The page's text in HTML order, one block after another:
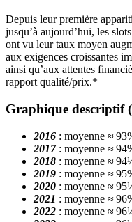
Depuis leur première
jusqu’à aujourd’hui, les
ont vu leur taux moyen
aux exigences croissantes
ainsi qu’aux attentes
rapport qualité/prix.*
Graphique descriptif
2016 : moyenne ≈
2017: moyenne ≈
2018 : moyenne ≈
2019 : moyenne ≈
2020 : moyenne ≈
2021 : moyenne ≈
2022 : moyenne ≈